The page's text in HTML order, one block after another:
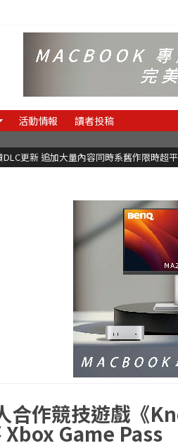
活動情報 讀者投稿
更新 追加大量內容同時系舊作限時超
合作競技遊戲《
Game Pass